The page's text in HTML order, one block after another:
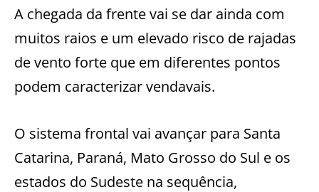
A chegada da frente vai se dar ainda com
muitos raios e um elevado risco de rajadas
de vento forte que em diferentes pontos
podem caracterizar vendavais.
O sistema frontal vai avançar para Santa
Catarina, Paraná, Mato Grosso do Sul e os
estados do Sudeste na sequência,